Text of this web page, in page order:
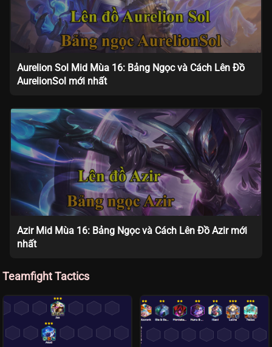
Aurelion Sol Mid Mùa 16: Bảng Ngọc và Cách Lên Đồ
AurelionSol mới nhất
Azir Mid Mùa 16: Bảng Ngọc và Cách Lên Đồ Azir mới
nhất
Teamfight Tactics